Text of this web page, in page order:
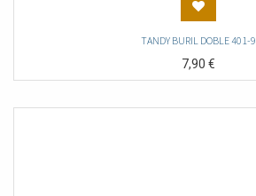
TANDY BURIL DOBLE 401-9
7,90€